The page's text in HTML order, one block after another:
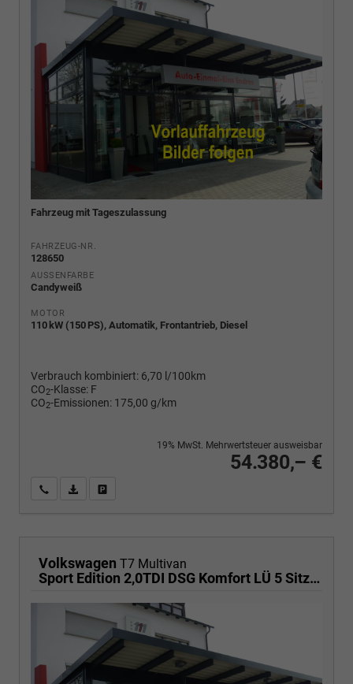
Fahrzeug mit Tageszulassung
FAHRZEUG-NR.
128650
AUSSENFARBE
Candyweiß
MOTOR
110 kW (150 PS), Automatik, Frontantrieb, Diesel
Verbrauch kombiniert: 6,70 l/100km
CO2-Klasse: F
CO2-Emissionen: 175,00 g/km
54.380,– €
19% MwSt. Mehrwertsteuer ausweisbar
Wir rufen Sie anPDF-Fahrzeugexposé drucken
Volkswagen T7 Multivan
Sport Edition 2,0TDI DSG Komfort LÜ 5 Sitzer